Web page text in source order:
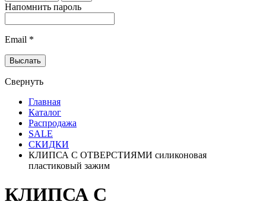
Напомнить пароль
Email *
Свернуть
Главная
Каталог
Распродажа
SALE
СКИДКИ
КЛИПСА С ОТВЕРСТИЯМИ силиконовая
пластиковый зажим
КЛИПСА С